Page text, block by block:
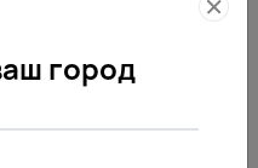
город